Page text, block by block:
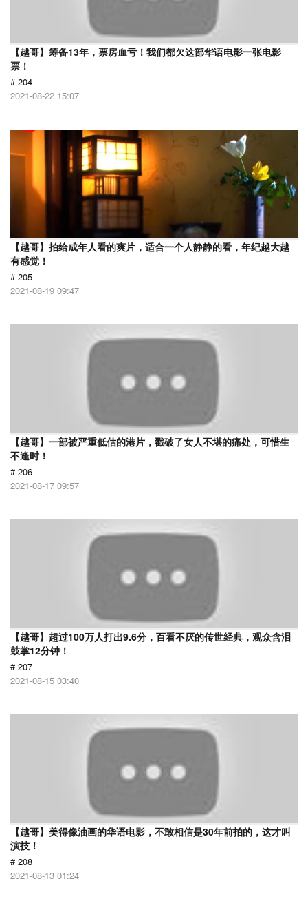
【越哥】筹备13年，票房血亏！我们都欠这部华语电影一张电影
票！
# 204
2021-08-22 15:07
【越哥】拍给成年人看的爽片，适合一个人静静的看，年纪越大越
有感觉！
# 205
2021-08-19 09:47
【越哥】一部被严重低估的港片，戳破了女人不堪的痛处，可惜生
不逢时！
# 206
2021-08-17 09:57
【越哥】超过100万人打出9.6分，百看不厌的传世经典，观众含泪
鼓掌12分钟！
# 207
2021-08-15 03:40
【越哥】美得像油画的华语电影，不敢相信是30年前拍的，这才叫
演技！
# 208
2021-08-13 01:24